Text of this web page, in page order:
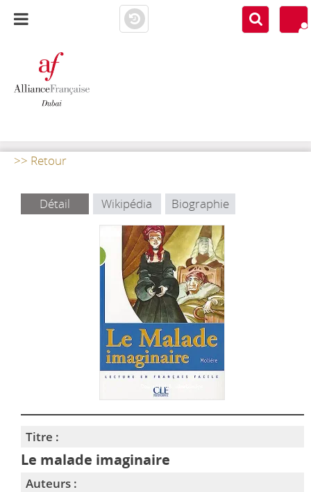
>> Retour
Détail Wikipédia Biographie
Titre :
Le malade imaginaire
Auteurs :